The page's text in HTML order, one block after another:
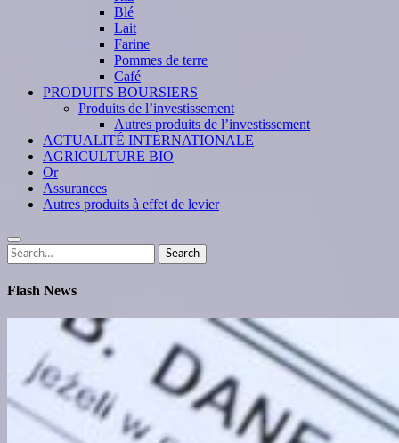
Blé
Lait
Farine
Pommes de terre
Café
PRODUITS BOURSIERS
Produits de l’investissement
Autres produits de l’investissement
ACTUALITÉ INTERNATIONALE
AGRICULTURE BIO
Or
Assurances
Autres produits à effet de levier
Search
for:
Search
Flash News